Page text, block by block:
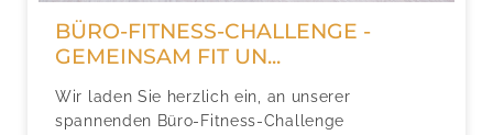
BÜRO-FITNESS-CHALLENGE -
GEMEINSAM FIT UN...
Wir laden Sie herzlich ein, an unserer
spannenden Büro-Fitness-Challenge